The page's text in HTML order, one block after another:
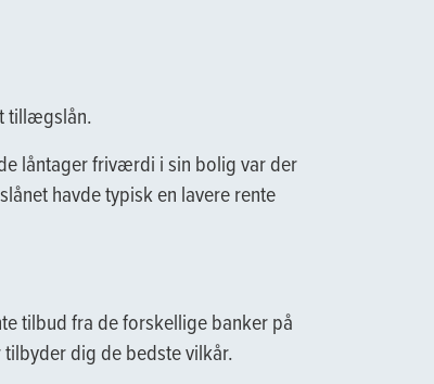
tillægslån.
låntager friværdi i sin bolig var der
havde typisk en lavere rente
tilbud fra de forskellige banker på
dig de bedste vilkår.